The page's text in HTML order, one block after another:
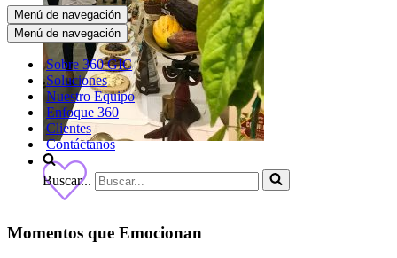
Menú de navegación
Menú de navegación
Sobre 360 GIC
Soluciones
Nuestro Equipo
Enfoque 360
Clientes
Contáctanos
Buscar...
Momentos que Emocionan